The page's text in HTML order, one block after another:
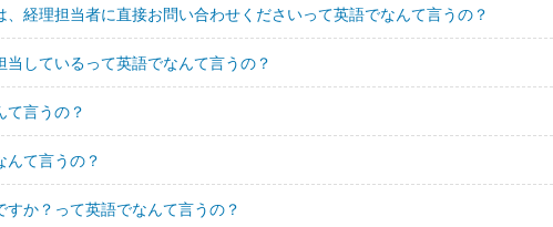
、経理担当者に直接お問い合わせくださいって英語でなんて言うの？
当しているって英語でなんて言うの？
て言うの？
んて言うの？
か？って英語でなんて言うの？